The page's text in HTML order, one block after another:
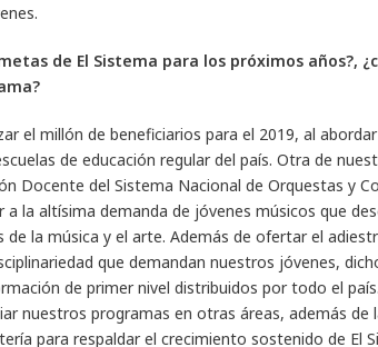
de El Sistema para los próximos años?,
el millón de beneficiarios para el 2019, al
de educación regular del país. Otra de
Docente del Sistema Nacional de Orquestas y
a la altísima demanda de jóvenes músicos que
de la música y el arte. Además de ofertar el
que demandan nuestros jóvenes,
de primer nivel distribuidos por todo el
nuestros programas en otras áreas, además de
para respaldar el crecimiento sostenido de El